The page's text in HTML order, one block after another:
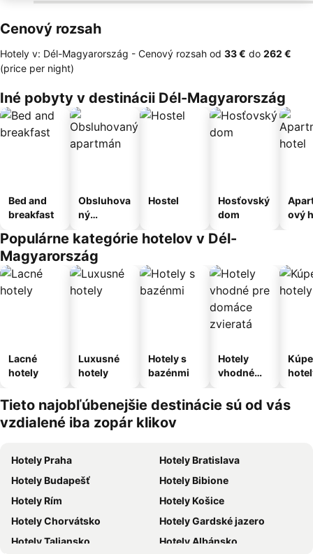
Cenový rozsah
Hotely v: Dél-Magyarország - Cenový rozsah od ‎33 € do ‎262 €
(price per night)
Iné pobyty v destinácii Dél-Magyarország
Bed and
breakfast
Obsluhova
ný
Hostel
Hosťovský
dom
ový
Populárne kategórie hotelov v Dél-
Magyarország
Lacné
hotely
Luxusné
hotely
Hotely s
bazénmi
Hotely
vhodné
domáce
zvieratá
Tieto najobľúbenejšie destinácie sú od vás
vzdialené iba zopár klikov
Hotely Praha
Hotely Bratislava
Hotely Budapešť
Hotely Bibione
Hotely Rím
Hotely Košice
Hotely Chorvátsko
Hotely Gardské jazero
Hotely Taliansko
Hotely Albánsko